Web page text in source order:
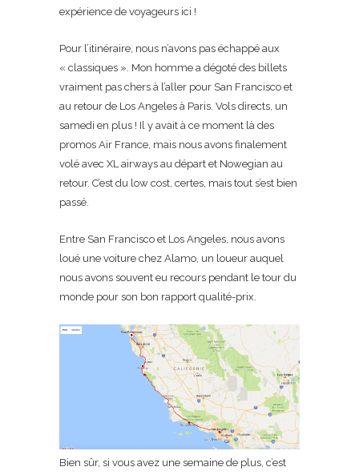
expérience de voyageurs ici !
Pour l’itinéraire, nous n’avons pas échappé aux
« classiques ». Mon homme a dégoté des billets
vraiment pas chers à l’aller pour San Francisco et
au retour de Los Angeles à Paris. Vols directs, un
samedi en plus ! Il y avait à ce moment là des
promos Air France, mais nous avons finalement
volé avec XL airways au départ et Nowegian au
retour. C’est du low cost, certes, mais tout s’est bien
passé.
Entre San Francisco et Los Angeles, nous avons
loué une voiture chez Alamo, un loueur auquel
nous avons souvent eu recours pendant le tour du
monde pour son bon rapport qualité-prix.
Bien sûr, si vous avez une semaine de plus, c’est